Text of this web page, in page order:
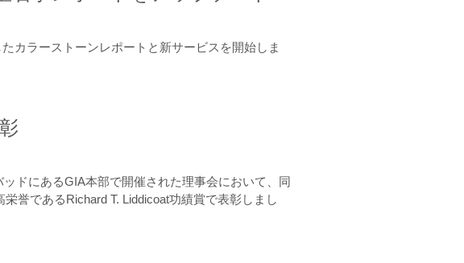
カラーストーンレポートと新サービスを開始しま
ドにあるGIA本部で開催された理事会において、同
誉であるRichard T. Liddicoat功績賞で表彰しまし